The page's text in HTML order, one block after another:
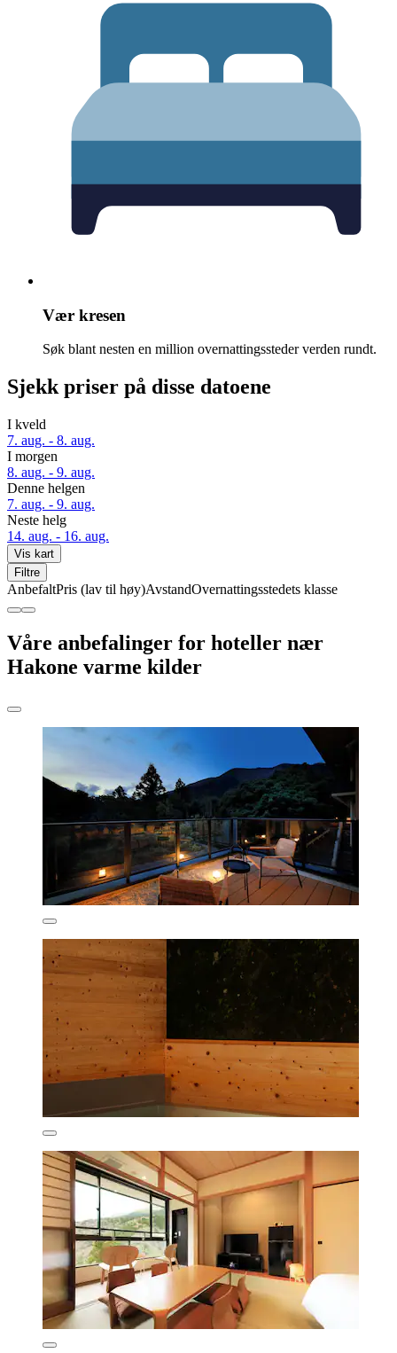
Vær kresen
Søk blant nesten en million overnattingssteder verden rundt.
Sjekk priser på disse datoene
I kveld
7. aug. - 8. aug.
I morgen
8. aug. - 9. aug.
Denne helgen
7. aug. - 9. aug.
Neste helg
14. aug. - 16. aug.
Vis kart
Filtre
AnbefaltPris (lav til høy)AvstandOvernattingsstedets klasse
Våre anbefalinger for hoteller nær
Hakone varme kilder